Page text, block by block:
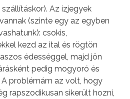
Az ízjegyek
(szinte egy az egyben
csokis,
kezd az ital és rögtön
édességgel, majd jön
pedig mogyoró és
problémám az volt, hogy
rapszodikusan sikerült hozni,